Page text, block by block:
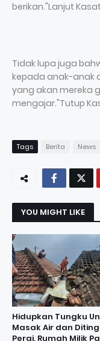
berikan."Lanjut
Tidak lupa juga
kepada anak-anak
yang akan mereka
mengajar."Tutup
Tags Berita News
YOU MIGHT LIKE
Hidupkan Tungku
Masak Air dan
Pergi, Rumah Milik